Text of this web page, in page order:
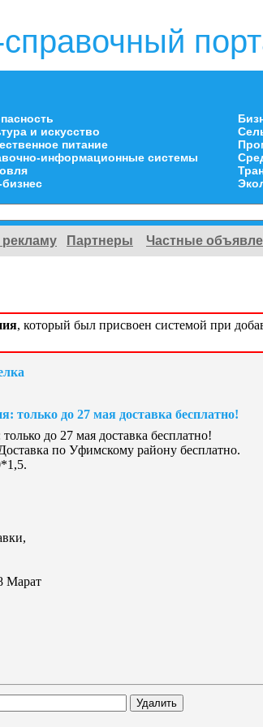
и искусство
питание
информационные системы
рекламу Партнеры Частные
, который был присвоен системой при
только до 27 мая доставка бесплатно!
до 27 мая доставка бесплатно!
по Уфимскому району бесплатно.
Марат